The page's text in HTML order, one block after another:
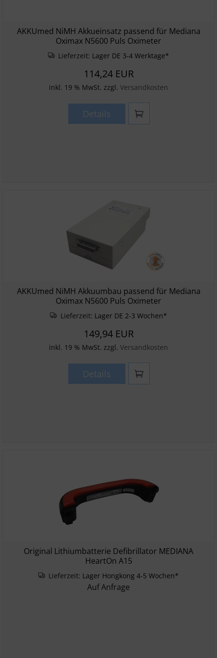
AKKUmed NiMH Akkueinsatz passend für Mediana
Oximax N5600 Puls Oximeter
Lieferzeit: Lager DE 3-4 Werktage*
114,24 EUR
inkl. 19 % MwSt. zzgl. Versandkosten
Details
AKKUmed NiMH Akkuumbau passend für Mediana
Oximax N5600 Puls Oximeter
Lieferzeit: Lager DE 2-3 Wochen*
149,94 EUR
inkl. 19 % MwSt. zzgl. Versandkosten
Details
Original Lithiumbatterie Defibrillator MEDIANA
HeartOn A15
Lieferzeit: Lager Hongkong 4-5 Wochen*
Auf Anfrage